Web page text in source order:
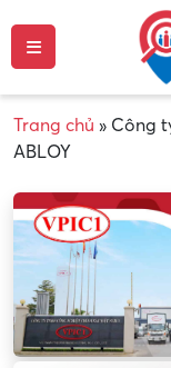
Trang chủ » Công
ABLOY